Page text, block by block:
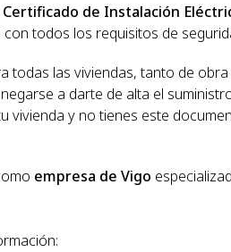
Certificado de Instalación
todos los requisitos de
todas las viviendas, tanto de
a darte de alta el
vivienda y no tienes este
empresa de Vigo